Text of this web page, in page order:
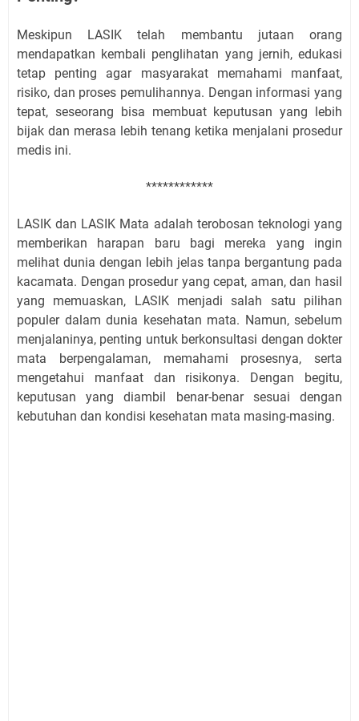
Meskipun LASIK telah membantu jutaan orang
mendapatkan kembali penglihatan yang jernih, edukasi
tetap penting agar masyarakat memahami manfaat,
risiko, dan proses pemulihannya. Dengan informasi yang
tepat, seseorang bisa membuat keputusan yang lebih
bijak dan merasa lebih tenang ketika menjalani prosedur
medis ini.
************
LASIK dan LASIK Mata adalah terobosan teknologi yang
memberikan harapan baru bagi mereka yang ingin
melihat dunia dengan lebih jelas tanpa bergantung pada
kacamata. Dengan prosedur yang cepat, aman, dan hasil
yang memuaskan, LASIK menjadi salah satu pilihan
populer dalam dunia kesehatan mata. Namun, sebelum
menjalaninya, penting untuk berkonsultasi dengan dokter
mata berpengalaman, memahami prosesnya, serta
mengetahui manfaat dan risikonya. Dengan begitu,
keputusan yang diambil benar-benar sesuai dengan
kebutuhan dan kondisi kesehatan mata masing-masing.